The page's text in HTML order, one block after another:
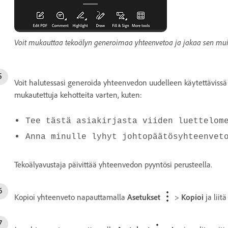
Voit mukauttaa tekoälyn generoimaa yhteenvetoa ja jakaa sen
Voit halutessasi generoida yhteenvedon uudelleen
mukautettuja kehotteita varten, kuten:
Tee tästä asiakirjasta viiden
Anna minulle lyhyt
Tekoälyavustaja päivittää yhteenvedon pyyntösi perusteella.
Kopioi yhteenveto napauttamalla Asetukset > Kopioi ja liitä